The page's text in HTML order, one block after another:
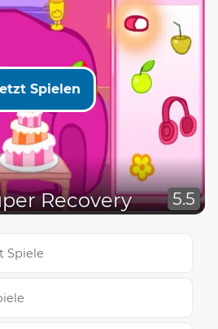
Spielen
Recovery 5.5
Spiele